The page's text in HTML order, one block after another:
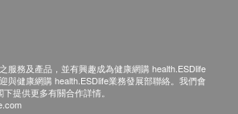
服務及產品，並有興趣成為健康網購 health.ESDlife
與健康網購 health.ESDlife業務發展部聯絡。我們會
提供更多有關合作詳情。